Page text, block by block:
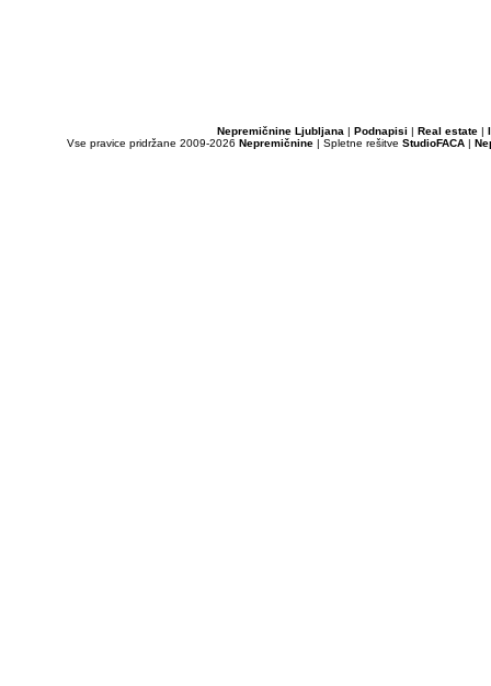
Nepremičnine Ljubljana | Podnapisi | Real estate|
Vse pravice pridržane 2009-2026 Nepremičnine | Spletne rešitve StudioFACA |